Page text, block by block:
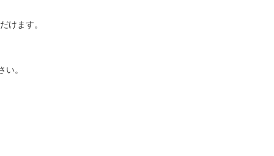
けます。
。